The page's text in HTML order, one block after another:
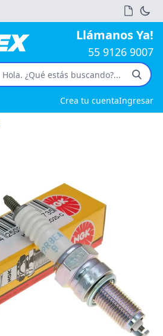
Llámanos Ya!
55 9126 9007
Crea tu cuentaIngresar